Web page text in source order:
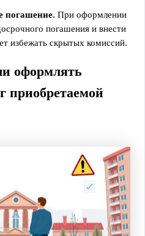
погашение. При оформлении
погашения и внести
избежать скрытых комиссий.
оформлять
приобретаемой